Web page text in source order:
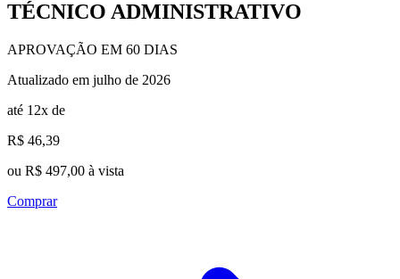
TÉCNICO ADMINISTRATIVO
APROVAÇÃO EM 60 DIAS
Atualizado em julho de 2026
até 12x de
R$ 46,39
ou R$ 497,00 à vista
Comprar